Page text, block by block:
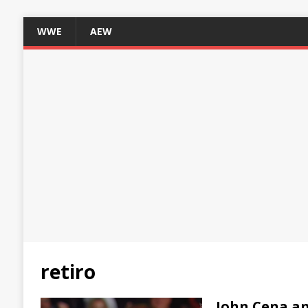
WWE AEW
retiro